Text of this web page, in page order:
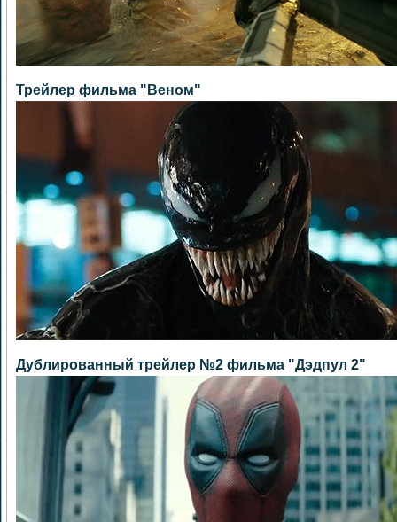
Трейлер фильма "Веном"
Дублированный трейлер №2 фильма "Дэдпул 2"